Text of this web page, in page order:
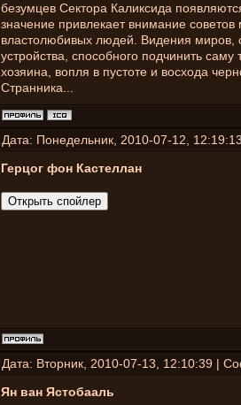
безумцев Сектора Каликсида
значение привлекает внимание
властолюбивых людей. Видения миров,
устройства, способного подчинить саму
хозяина, вопля в пустоте и восхода
Странника...
Дата: Понедельник, 2010-07-12,
Герцог фон Кастеллан
Дата: Вторник, 2010-07-13, 12:10:39 |
Ян ван Ястобааль